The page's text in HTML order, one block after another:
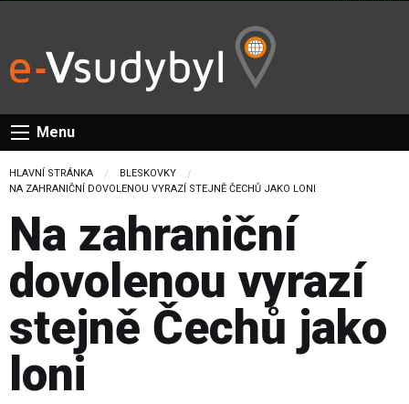
Menu
HLAVNÍ STRÁNKA
BLESKOVKY
CURRENT:
NA ZAHRANIČNÍ DOVOLENOU VYRAZÍ STEJNĚ ČECHŮ JAKO LONI
Na zahraniční
dovolenou vyrazí
stejně Čechů jako
loni